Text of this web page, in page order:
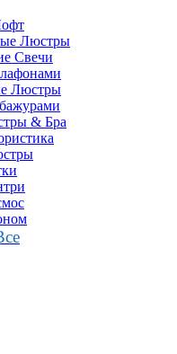
Люстры
Свечи
Люстры
& Бра